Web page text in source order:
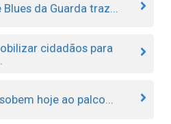
Blues da Guarda traz...
cidadãos para
hoje ao palco...